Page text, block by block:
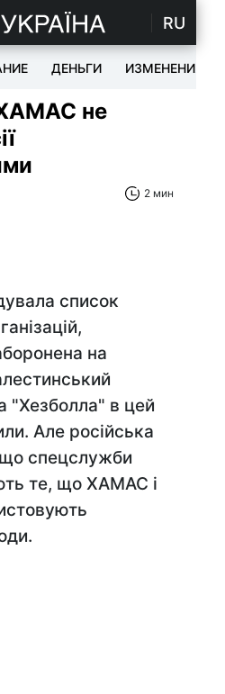
RU
ДЕНЬГИ ИЗМЕНЕНИЯ
не
2 мин
список
на
"Хезболла" в цей
Але російська
спецслужби
те, що ХАМАС і